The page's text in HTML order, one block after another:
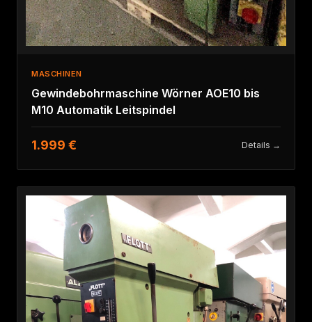
MASCHINEN
Gewindebohrmaschine Wörner AOE10 bis
M10 Automatik Leitspindel
1.999 € Details →